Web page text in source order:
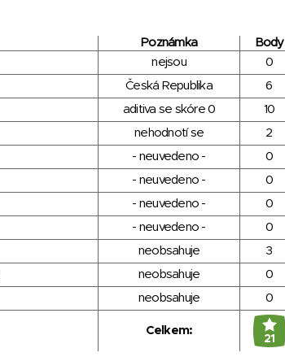
Poznámka
Body
nejsou
0
Česká Republika
6
aditiva se skóre 0
10
nehodnotí se
2
- neuvedeno -
0
- neuvedeno -
0
- neuvedeno -
0
- neuvedeno -
0
neobsahuje
3
neobsahuje
0
neobsahuje 0
Celkem:
21